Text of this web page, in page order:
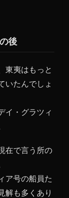
後
東夷はもっと
いたんでしょ
イ・グラツィ
在で言う所の
ア号の船員た
解も多くあり